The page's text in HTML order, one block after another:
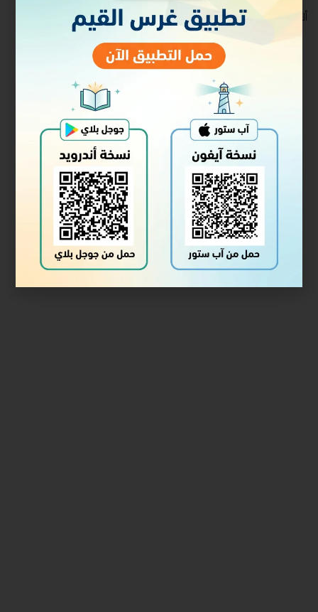
ألقي في الكويت في ٣٠ رجب ١٤٣٩ه